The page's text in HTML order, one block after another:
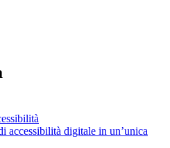
accessibilità digitale in un’unica